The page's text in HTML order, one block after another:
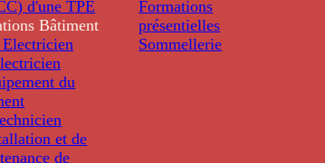
d'une TPE
Bâtiment
du
et de
de
Formations
présentielles
Sommellerie